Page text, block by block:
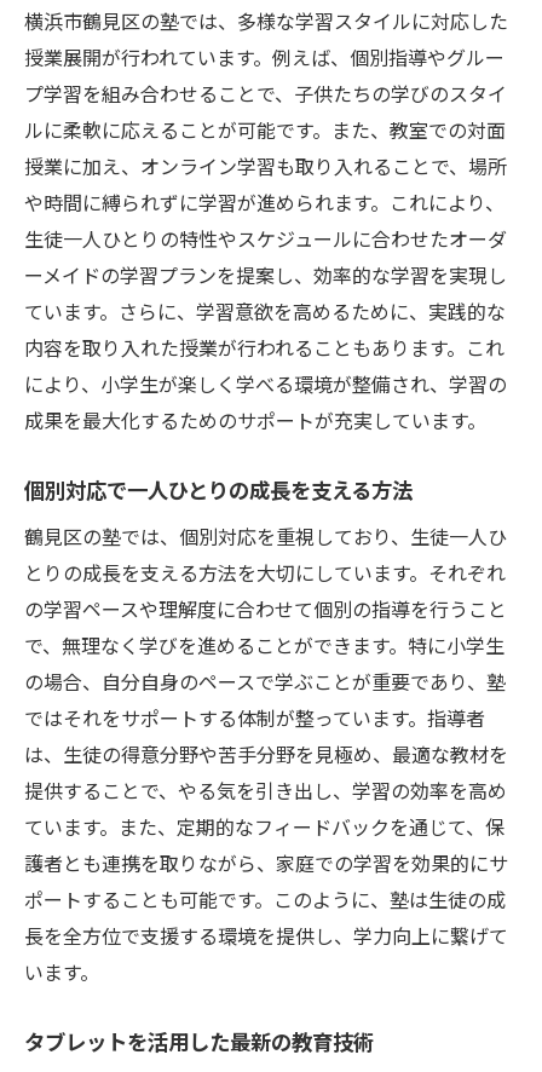
個別指導と集団指導の違いを理解する
学習環境と通塾の利便性を考慮する
保護者と塾のコミュニケーションの重要性
資格や実績で見る塾の信頼性
神奈川県横浜市鶴見区で小学生が学ぶ塾の魅力
とその効果
学力向上に直結する指導法の秘密
学習のモチベーションを高める仕掛け
苦手科目を克服するための特別プログラム
小学生に特化した安心サポート体制
地域の教育イベントと塾の関わり
小学生に最適な塾を見つける方法：横浜市鶴見
区の事例から学ぶ
過去の成功事例から学ぶ塾選びのポイント
柔軟な時間割とスケジュール調整の重要性
体験談から見る塾の実情
塾選びにおける地域の教育事情
口コミで探る実際の雰囲気と授業内容
多角的な視点で選ぶ塾の特徴
横浜市鶴見区にある塾の成功事例：小学生の学
力向上に貢献
学力テストで優秀な成績を収めた生徒の声
学校との連携による学習効果の向上
横浜市鶴見区の塾では、多様な学習スタイルに対応した
授業展開が行われています。例えば、個別指導やグルー
プ学習を組み合わせることで、子供たちの学びのスタイ
ルに柔軟に応えることが可能です。また、教室での対面
授業に加え、オンライン学習も取り入れることで、場所
や時間に縛られずに学習が進められます。これにより、
生徒一人ひとりの特性やスケジュールに合わせたオーダ
ーメイドの学習プランを提案し、効率的な学習を実現し
ています。さらに、学習意欲を高めるために、実践的な
内容を取り入れた授業が行われることもあります。これ
により、小学生が楽しく学べる環境が整備され、学習の
成果を最大化するためのサポートが充実しています。
個別対応で一人ひとりの成長を支える方法
鶴見区の塾では、個別対応を重視しており、生徒一人ひ
とりの成長を支える方法を大切にしています。それぞれ
の学習ペースや理解度に合わせて個別の指導を行うこと
で、無理なく学びを進めることができます。特に小学生
の場合、自分自身のペースで学ぶことが重要であり、塾
ではそれをサポートする体制が整っています。指導者
は、生徒の得意分野や苦手分野を見極め、最適な教材を
提供することで、やる気を引き出し、学習の効率を高め
ています。また、定期的なフィードバックを通じて、保
護者とも連携を取りながら、家庭での学習を効果的にサ
ポートすることも可能です。このように、塾は生徒の成
長を全方位で支援する環境を提供し、学力向上に繋げて
います。
タブレットを活用した最新の教育技術